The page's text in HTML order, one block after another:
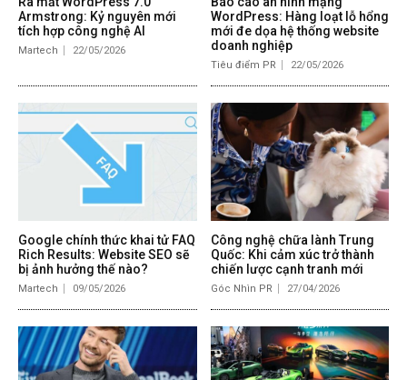
Armstrong: Kỷ nguyên mới
tích hợp công nghệ AI
Martech 22/05/2026
WordPress: Hàng loạt lỗ hổng
mới đe dọa hệ thống website
doanh nghiệp
Tiêu điểm PR 22/05/2026
Google chính thức khai tử FAQ
Rich Results: Website SEO sẽ
bị ảnh hưởng thế nào?
Martech 09/05/2026
Công nghệ chữa lành Trung
Quốc: Khi cảm xúc trở thành
chiến lược cạnh tranh mới
Góc Nhìn PR 27/04/2026